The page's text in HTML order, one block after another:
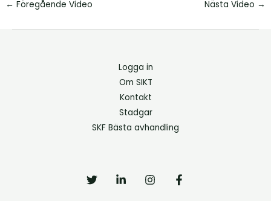
← Föregående Video Nästa Video →
Logga in
Om SIKT
Kontakt
Stadgar
SKF Bästa avhandling